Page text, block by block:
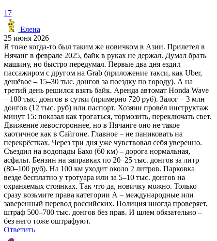
17
Елена
25 июня 2026
Я тоже когда-то был таким же новичком в Азии. Прилетел в
Нячанг в феврале 2025, байк в руках не держал. Думал брать
машину, но быстро передумал. Первые два дня ездил
пассажиром с другом на Grab (приложение такси, как Uber,
дешёвое – 15–30 тыс. донгов за поездку по городу). А на
третий день решился взять байк. Аренда автомат Honda Wave
– 180 тыс. донгов в сутки (примерно 720 руб). Залог – 3 млн
донгов (12 тыс. руб) или паспорт. Хозяин провёл инструктаж
минут 15: показал как трогаться, тормозить, переключать свет.
Движение левостороннее, но в Нячанге оно не такое
хаотичное как в Сайгоне. Главное – не паниковать на
перекрёстках. Через три дня уже чувствовал себя уверенно.
Съездил на водопады Бахо (60 км) – дорога нормальная,
асфальт. Бензин на заправках по 20–25 тыс. донгов за литр
(80–100 руб). На 100 км уходит около 2 литров. Парковка
везде бесплатно у тротуара или за 5–10 тыс. донгов на
охраняемых стоянках. Так что да, новичку можно. Только
сразу возьмите права категории А – международные или
заверенный перевод российских. Полиция иногда проверяет,
штраф 500–700 тыс. донгов без прав. И шлем обязательно –
без него тоже оштрафуют.
Ответить